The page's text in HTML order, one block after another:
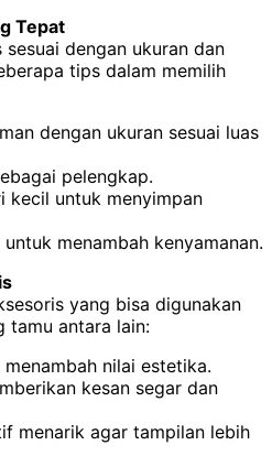
Tepat
dengan ukuran dan
tips dalam memilih
dengan ukuran sesuai luas
pelengkap.
kecil untuk menyimpan
menambah kenyamanan.
yang bisa digunakan
tamu antara lain:
nilai estetika.
kesan segar dan
menarik agar tampilan lebih